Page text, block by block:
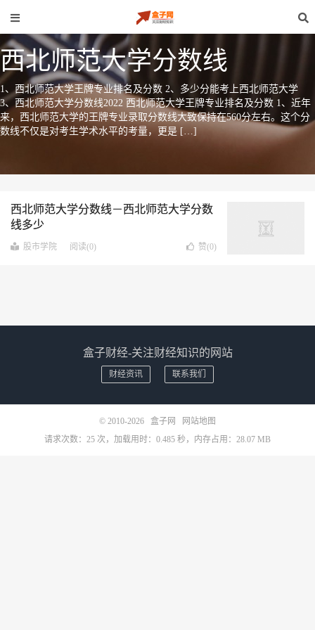
西北师范大学分数线
1、西北师范大学王牌专业排名及分数 2、多少分能考上西北师范大学
3、西北师范大学分数线2022 西北师范大学王牌专业排名及分数 1、近年
来，西北师范大学的王牌专业录取分数线大致保持在560分左右。这个分
数线不仅是对考生学术水平的考量，更是 […]
西北师范大学分数线－西北师范大学分数
线多少
股市学院 阅读(0) 赞(0)
盒子财经-关注财经知识的网站
财经资讯 联系我们
© 2010-2026 盒子网
网站地图
请求次数：25 次，加载用时：0.485 秒，内存占用：28.07 MB